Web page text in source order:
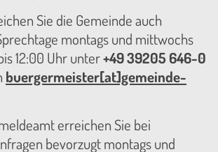
Sie die Gemeinde auch
montags und mittwochs
12:00 Uhr unter+49 39205 646-0
buergermeister[at]gemeinde-
erreichen Sie bei
bevorzugt montags und